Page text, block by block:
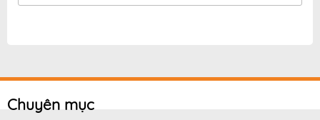
Chuyên mục